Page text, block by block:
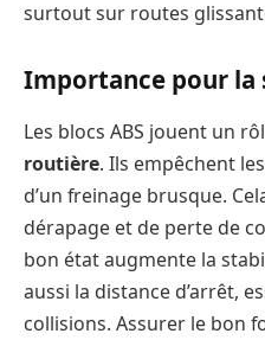
surtout sur routes
Importance pour
Les blocs ABS jouent un
routière. Ils empêchent
d’un freinage brusque.
dérapage et de perte de
bon état augmente la
aussi la distance d’arrêt,
collisions. Assurer le bon